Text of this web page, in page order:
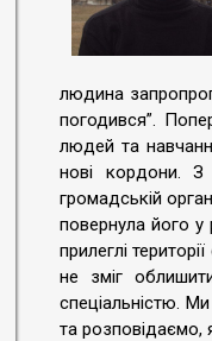
людина
погодився”.
людей та
нові кордони. З
громадській
повернула його у
прилеглі
не зміг
спеціальністю.
та розповідаємо,